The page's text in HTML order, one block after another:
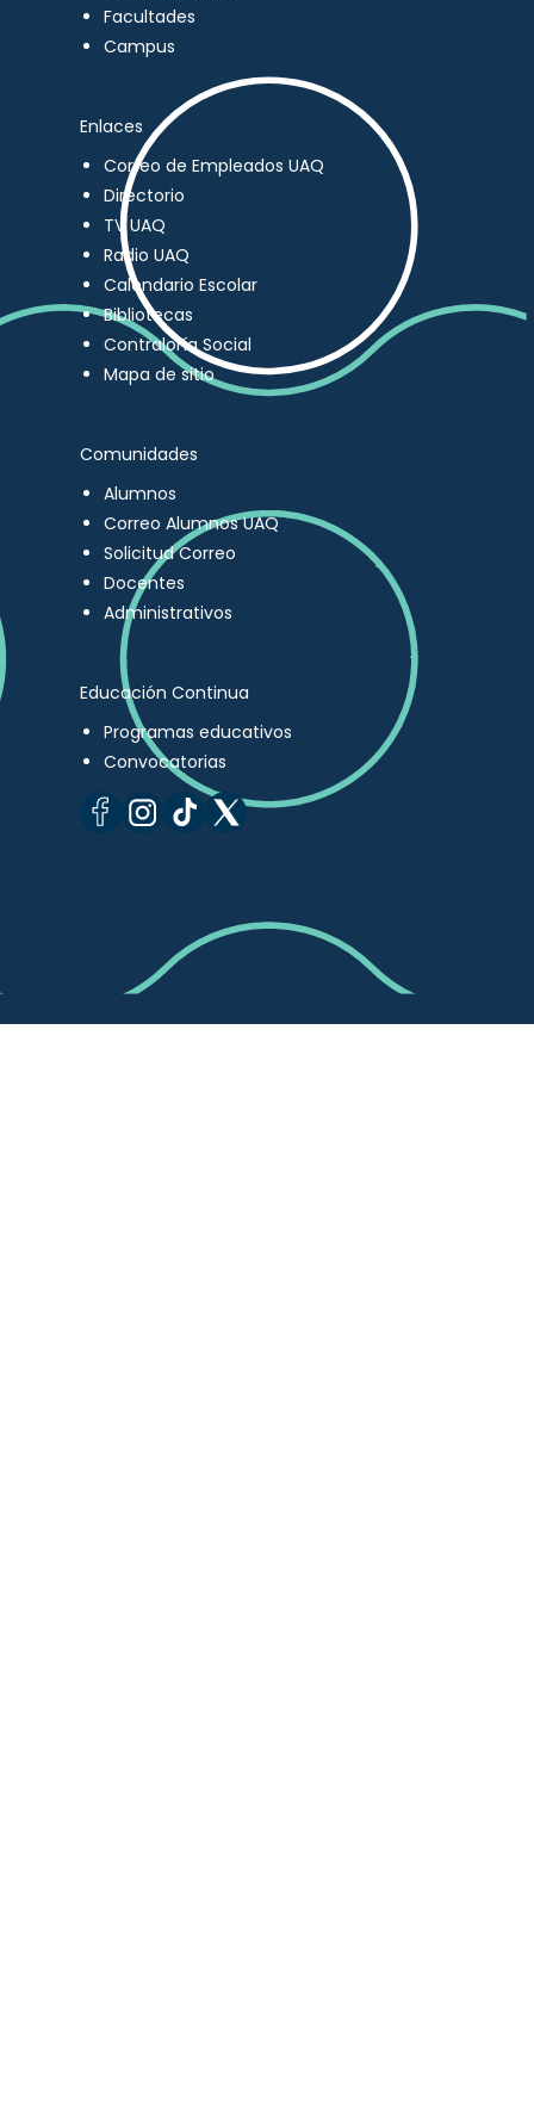
Facultades
Campus
Enlaces
Correo de Empleados UAQ
Directorio
TV UAQ
Radio UAQ
Calendario Escolar
Bibliotecas
Contraloría Social
Mapa de sitio
Comunidades
Alumnos
Correo Alumnos UAQ
Solicitud Correo
Docentes
Administrativos
Educación Continua
Programas educativos
Convocatorias